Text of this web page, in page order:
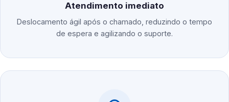
Atendimento imediato
Deslocamento ágil após o chamado, reduzindo o tempo
de espera e agilizando o suporte.